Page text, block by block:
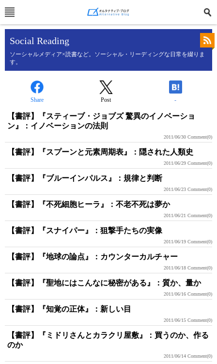
Social Reading
ソーシャルメディア×読書など。ソーシャル・リーディングな日常を綴りま
す。
Share Post -
【書評】『スティーブ・ジョブズ 驚異のイノベーショ
ン』：イノベーションの法則
2011/06/30 Comment(0)
【書評】『スプーンと元素周期表』：隠された人類史
2011/06/29 Comment(0)
【書評】『ブルーインパルス』：規律と判断
2011/06/23 Comment(0)
【書評】『不死細胞ヒーラ』：不老不死は夢か
2011/06/21 Comment(0)
【書評】『スナイパー』：狙撃手たちの実像
2011/06/19 Comment(0)
【書評】『地球の論点』：カウンターカルチャー
2011/06/18 Comment(0)
【書評】『聖地にはこんなに秘密がある』：質か、量か
2011/06/16 Comment(0)
【書評】『知覚の正体』：新しい目
2011/06/15 Comment(0)
【書評】『ミドリさんとカラクリ屋敷』：買うのか、作る
のか
2011/06/14 Comment(0)